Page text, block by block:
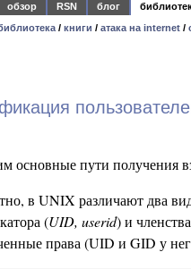
обзор RSN блог
/ книги / атака на internet /
основные пути получения
в UNIX различают два
(UID, userid) и
права (UID и GID у